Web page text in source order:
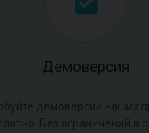
Демоверсия
демоверсии наших
Без ограничений в